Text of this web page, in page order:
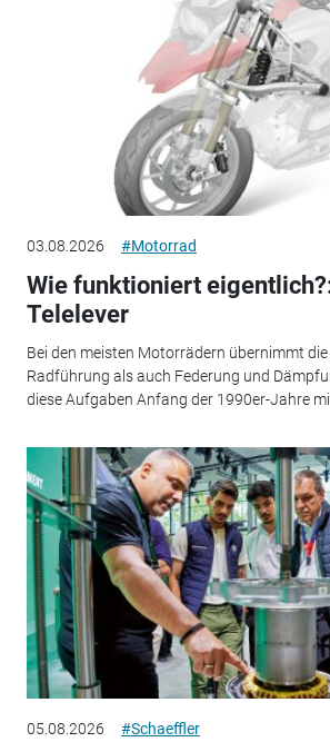
03.08.2026 #Motorrad
Wie funktioniert
Telelever
Bei den meisten Motorrädern übernimmt
Radführung als auch Federung und
diese Aufgaben Anfang der 1990er-Jahre mit
05.08.2026 #Schaeffler